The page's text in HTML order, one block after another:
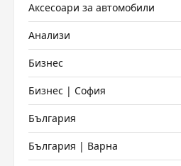
Аксесоари за автомобили
Анализи
Бизнес
Бизнес | София
България
България | Варна